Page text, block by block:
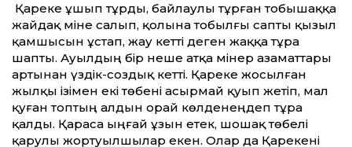
Қареке ұшып тұрды, байлаулы тұрған тобышаққа
жайдақ міне салып, қолына то­былғы сапты қызыл
қамшысын ұстап, жау кетті деген жаққа тұра
шапты. Ауылдың бір неше атқа мінер азаматтары
артынан үздік-создық кетті. Қареке жосылған
жылқы ізімен екі төбені асырмай қуып жетіп, мал
қуған топтың алдын орай көлденеңдеп тұра
қалды. Қараса ыңғай ұзын етек, шошақ төбелі
қарулы жортуылшылар екен. Олар да Қарекені